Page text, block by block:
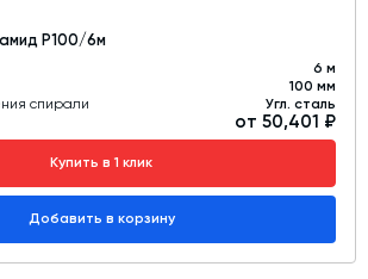
Р100/6м
6 м
100 мм
спирали
Угл. сталь
от 50,401 ₽
Купить в 1 клик
Добавить в корзину